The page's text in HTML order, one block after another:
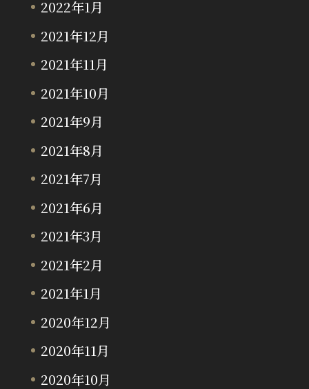
2022年1月
2021年12月
2021年11月
2021年10月
2021年9月
2021年8月
2021年7月
2021年6月
2021年3月
2021年2月
2021年1月
2020年12月
2020年11月
2020年10月